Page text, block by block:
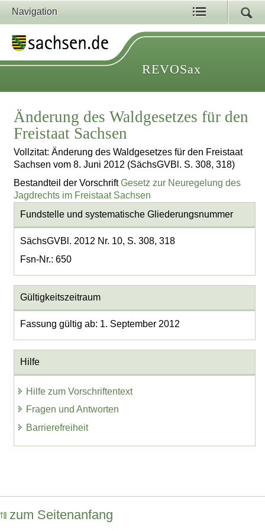
Navigation
REVOSax
Änderung des Waldgesetzes für den
Freistaat Sachsen
Vollzitat: Änderung des Waldgesetzes für den Freistaat
Sachsen vom 8. Juni 2012 (SächsGVBl. S. 308, 318)
Bestandteil der VorschriftGesetz zur Neuregelung des
Jagdrechts im Freistaat Sachsen
Fundstelle und systematische Gliederungsnummer
SächsGVBl. 2012 Nr. 10, S. 308, 318
Fsn-Nr.: 650
Gültigkeitszeitraum
Fassung gültig ab: 1. September 2012
Hilfe
Hilfe zum Vorschriftentext
Fragen und Antworten
Barrierefreiheit
zum Seitenanfang